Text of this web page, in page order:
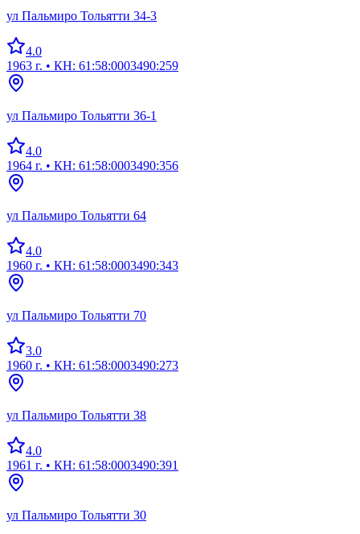
ул Пальмиро Тольятти 34-3
4.0
1963 г. • КН: 61:58:0003490:259
ул Пальмиро Тольятти 36-1
4.0
1964 г. • КН: 61:58:0003490:356
ул Пальмиро Тольятти 64
4.0
1960 г. • КН: 61:58:0003490:343
ул Пальмиро Тольятти 70
3.0
1960 г. • КН: 61:58:0003490:273
ул Пальмиро Тольятти 38
4.0
1961 г. • КН: 61:58:0003490:391
ул Пальмиро Тольятти 30